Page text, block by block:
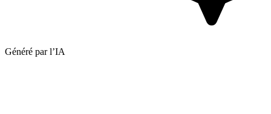
Généré par l’IA